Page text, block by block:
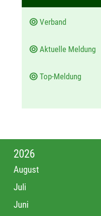
Verband
Aktuelle Meldung
Top-Meldung
2026
August
Juli
Juni